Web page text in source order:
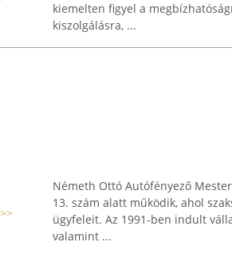
kiemelten figyel a
kiszolgálásra, ...
Németh Ottó Autófényező
13. szám alatt működik, ahol
ügyfeleit. Az 1991-ben indult
valamint ...